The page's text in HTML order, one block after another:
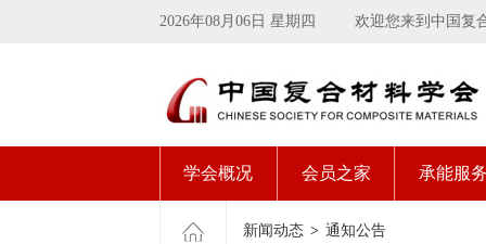
2026年08月06日 星期四 欢迎您来到中国复
学会概况 会员之家 承能服
新闻动态 > 通知公告